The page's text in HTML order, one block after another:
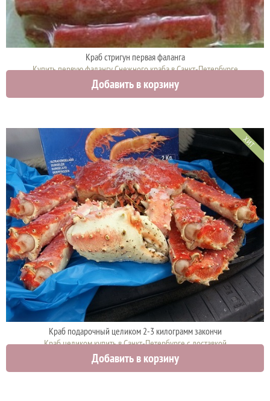
Краб стригун первая фаланга
Купить первую фалангу Снежного краба в Санкт-Петербурге
11000 руб.
Добавить в корзину
ХИТ
Краб подарочный целиком 2-3 килограмм закончи
Краб целиком купить в Санкт-Петербурге с доставкой
5000 руб.
Добавить в корзину